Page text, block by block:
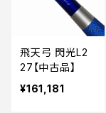
飛天弓 閃光L2
27【中古品】
¥161,181